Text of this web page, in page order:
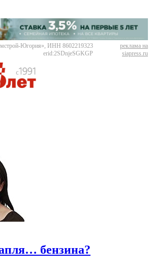
Югория», ИНН 8602219323
erid:2SDnjeSGKGP
реклама на
siapress.ru
бензина?